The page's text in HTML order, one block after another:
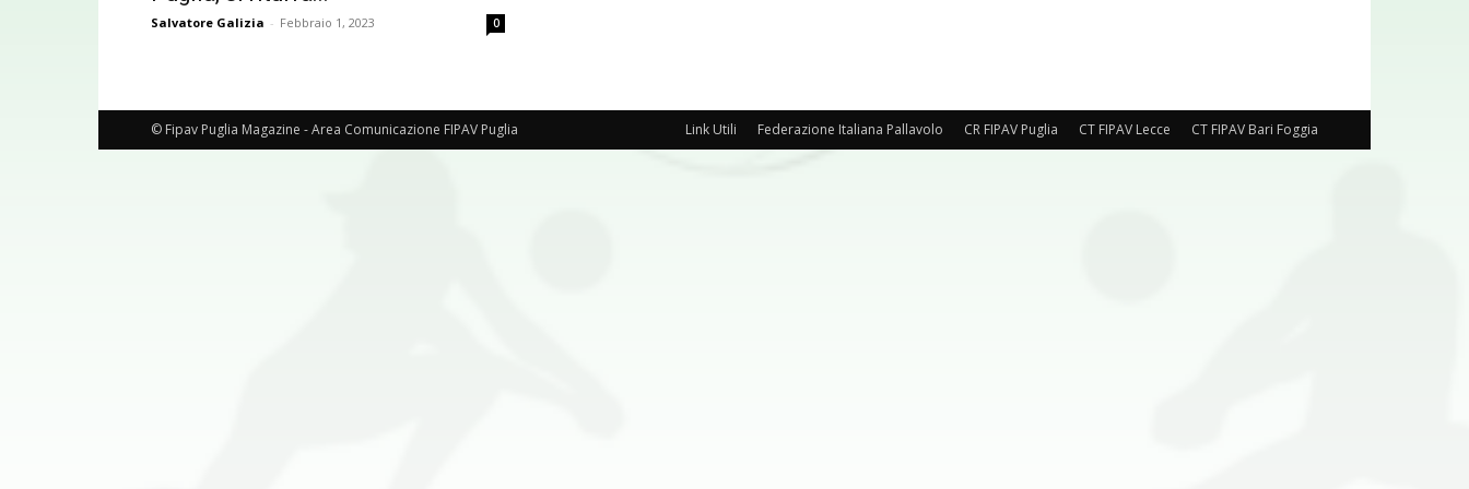
Salvatore Galizia - Febbraio 1, 2023 0
Link Utili Federazione Italiana Pallavolo CR FIPAV Puglia CT FIPAV Lecce CT FIPAV Bari Foggia
© Fipav Puglia Magazine - Area Comunicazione FIPAV Puglia